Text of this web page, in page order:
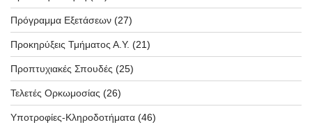
Πρόγραμμα Εξετάσεων (27)
Προκηρύξεις Τμήματος Α.Υ. (21)
Προπτυχιακές Σπουδές (25)
Τελετές Ορκωμοσίας (26)
Υποτροφίες-Κληροδοτήματα (46)